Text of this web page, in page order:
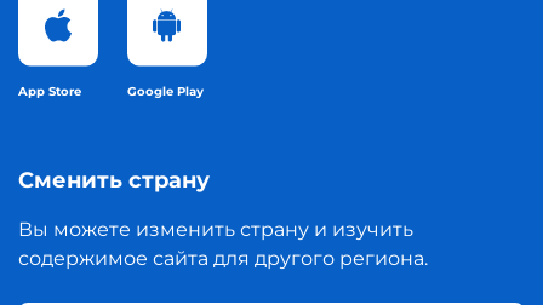
App Store Google Play
Сменить страну
Вы можете изменить страну и изучить
содержимое сайта для другого региона.